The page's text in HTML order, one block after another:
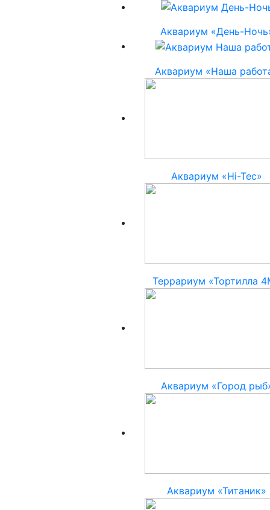
Аквариум «День-
Аквариум «Наша
Аквариум «Hi-Tec»
Террариум «Тортилла
Аквариум «Город
Аквариум «Титаник»